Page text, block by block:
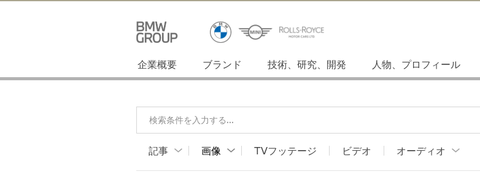
企業概要 ブランド 技術、研究、開発 人物、プロフィール
検索条件を入力する...
記事 画像 TVフッテージ ビデオ オーディオ